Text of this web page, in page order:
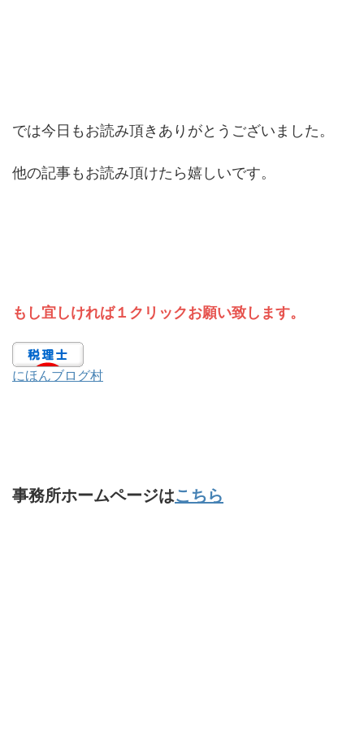
では今日もお読み頂きありがとうございました。
他の記事もお読み頂けたら嬉しいです。
もし宜しければ１クリックお願い致します。
にほんブログ村
事務所ホームページはこちら